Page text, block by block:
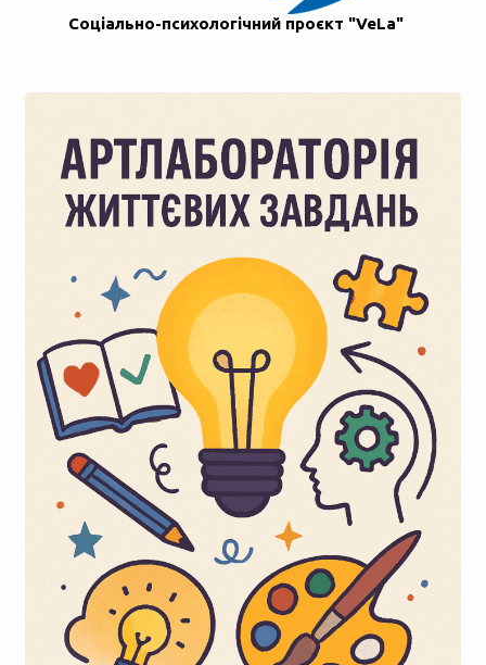
Соціально-психологічний проєкт "VeLa"